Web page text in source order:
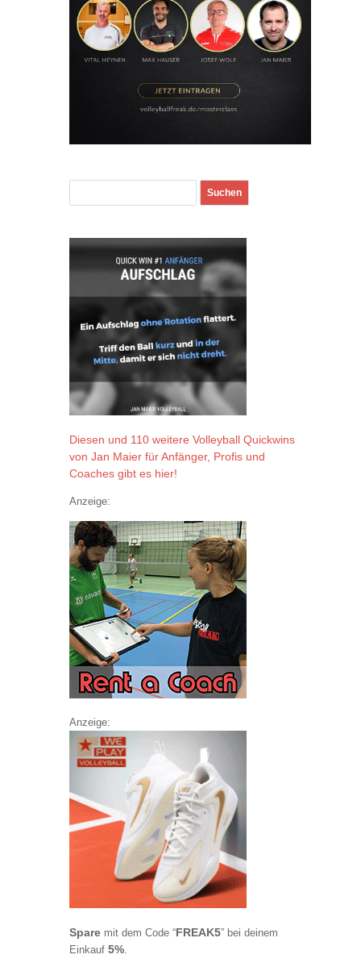
Diesen und 110 weitere Volleyball Quickwins
von Jan Maier für Anfänger, Profis und
Coaches gibt es hier!
Anzeige:
Anzeige:
Spare mit dem Code “FREAK5” bei deinem
Einkauf 5%.